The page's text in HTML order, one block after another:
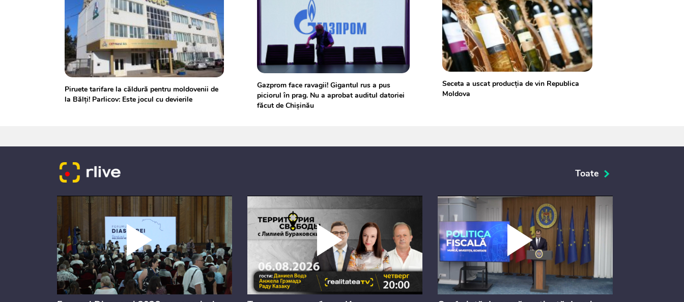
Piruete tarifare la căldură pentru moldovenii de
la Bălți! Parlicov: Este jocul cu devierile
Gazprom face ravagii! Gigantul rus a pus
piciorul în prag. Nu a aprobat auditul datoriei
făcut de Chișinău
Seceta a uscat producția de vin Republica
Moldova
Toate